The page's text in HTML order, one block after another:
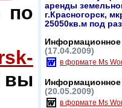
по
вы
аренды
г.Красногорск,
25050кв.м под
(17.04.2009)
в формате Ms
Информационное
(20.05.2009)
в формате Ms